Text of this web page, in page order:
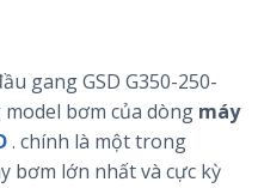
gang GSD G350-250-
bơm của dòng máy
. chính là một trong
bơm lớn nhất và cực kỳ